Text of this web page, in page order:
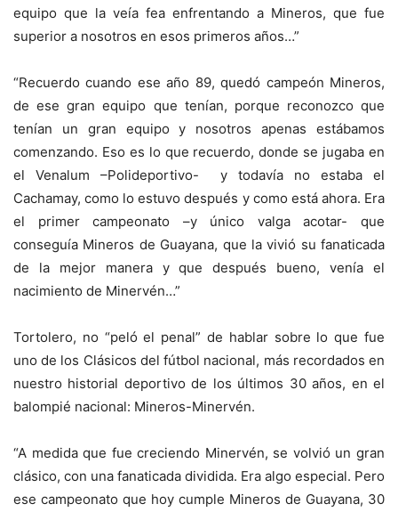
equipo que la veía fea enfrentando a Mineros, que fue
superior a nosotros en esos primeros años…”
“Recuerdo cuando ese año 89, quedó campeón Mineros,
de ese gran equipo que tenían, porque reconozco que
tenían un gran equipo y nosotros apenas estábamos
comenzando. Eso es lo que recuerdo, donde se jugaba en
el Venalum –Polideportivo- y todavía no estaba el
Cachamay, como lo estuvo después y como está ahora. Era
el primer campeonato –y único valga acotar- que
conseguía Mineros de Guayana, que la vivió su fanaticada
de la mejor manera y que después bueno, venía el
nacimiento de Minervén…”
Tortolero, no “peló el penal” de hablar sobre lo que fue
uno de los Clásicos del fútbol nacional, más recordados en
nuestro historial deportivo de los últimos 30 años, en el
balompié nacional: Mineros-Minervén.
“A medida que fue creciendo Minervén, se volvió un gran
clásico, con una fanaticada dividida. Era algo especial. Pero
ese campeonato que hoy cumple Mineros de Guayana, 30